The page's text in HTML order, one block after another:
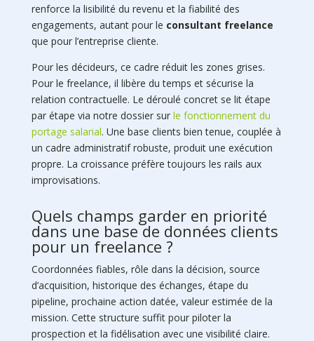
renforce la lisibilité du revenu et la fiabilité des
engagements, autant pour le consultant freelance
que pour l’entreprise cliente.
Pour les décideurs, ce cadre réduit les zones grises.
Pour le freelance, il libère du temps et sécurise la
relation contractuelle. Le déroulé concret se lit étape
par étape via notre dossier sur le fonctionnement du
portage salarial. Une base clients bien tenue, couplée à
un cadre administratif robuste, produit une exécution
propre. La croissance préfère toujours les rails aux
improvisations.
Quels champs garder en priorité
dans une base de données clients
pour un freelance ?
Coordonnées fiables, rôle dans la décision, source
d’acquisition, historique des échanges, étape du
pipeline, prochaine action datée, valeur estimée de la
mission. Cette structure suffit pour piloter la
prospection et la fidélisation avec une visibilité claire.